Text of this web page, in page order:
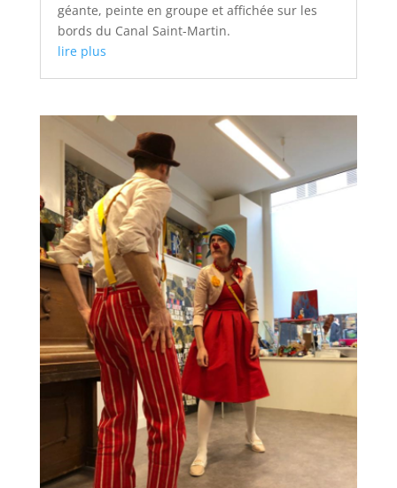
géante, peinte en groupe et affichée sur les
bords du Canal Saint-Martin.
lire plus